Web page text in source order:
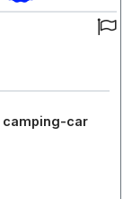
camping-car